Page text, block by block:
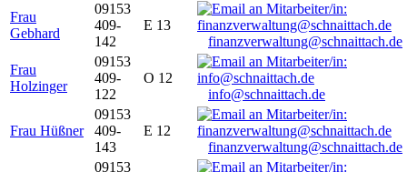
Frau
Gebhard
09153
409-
142
E 13
finanzverwaltung@schnaittach.de
Frau
Holzinger
09153
409-
122
O 12
info@schnaittach.de
Frau Hüßner
09153
409-
143
E 12
finanzverwaltung@schnaittach.de
09153